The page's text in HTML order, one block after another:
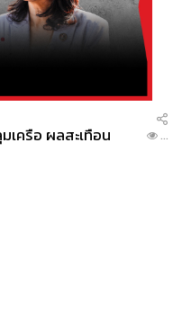
เครือ ผลสะเทือน
...